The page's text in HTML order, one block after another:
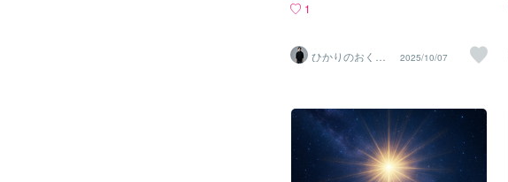
なかひとつの光が 目を覚ます声もな
う響きだけがわたしの奥を満たしていく
見上げた空と 見下ろした大地がゆっく
も 終わりもない永遠の呼吸それがわた
しという 神秘この詩が、あなたの心の
奥にある静かな光と響き合いますよう
に。《光は今日もあなたと共にありま
す。》
1
ひかりのおくり
て〜SinMa〜
2025/10/07